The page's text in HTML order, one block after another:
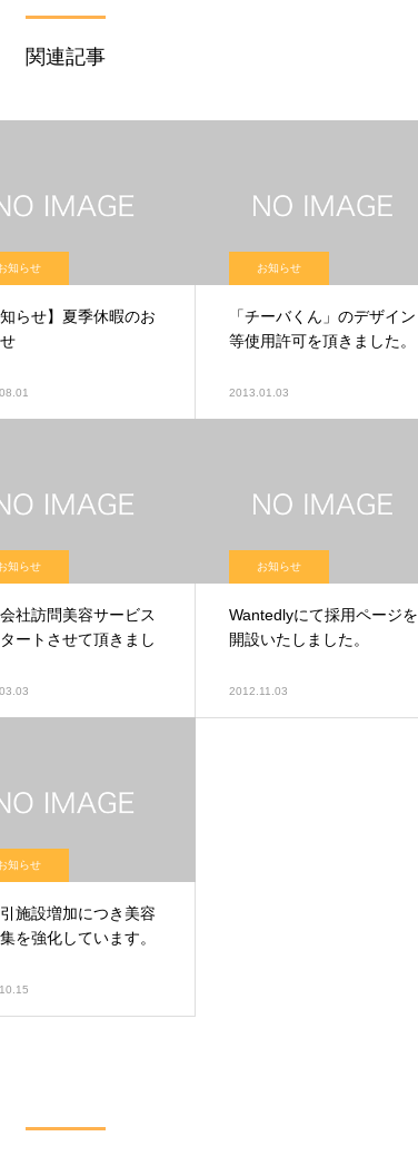
関連記事
知らせ
知らせ】夏季休暇のお
お知らせ
「チーバくん」のデザイン
等使用許可を頂きました。
2013.01.03
知らせ
社訪問美容サービス
ートさせて頂きまし
お知らせ
Wantedlyにて採用ページを
開設いたしました。
2012.11.03
知らせ
施設増加につき美容
を強化しています。